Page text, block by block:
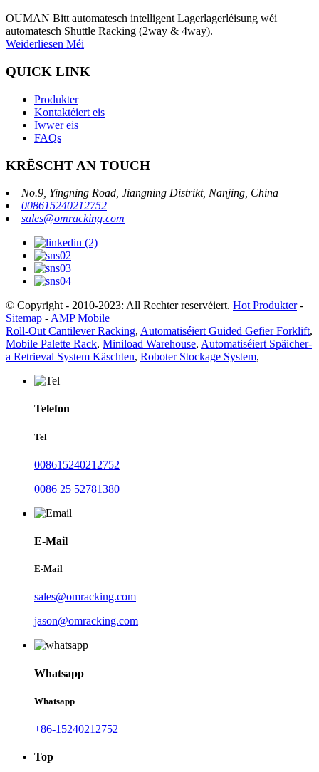
OUMAN Bitt automatesch intelligent Lagerlagerléisung wéi
automatesch Shuttle Racking (2way & 4way).
Weiderliesen Méi
QUICK LINK
Produkter
Kontaktéiert eis
Iwwer eis
FAQs
KRËSCHT AN TOUCH
No.9, Yingning Road, Jiangning Distrikt, Nanjing, China
008615240212752
sales@omracking.com
© Copyright - 2010-2023: All Rechter reservéiert. Hot Produkter-
Sitemap - AMP Mobile
Roll-Out Cantilever Racking, Automatiséiert Guided Gefier Forklift,
Mobile Palette Rack, Miniload Warehouse, Automatiséiert Späicher-
a Retrieval System Käschten, Roboter Stockage System,
Telefon
Tel
008615240212752
0086 25 52781380
E-Mail
E-Mail
sales@omracking.com
jason@omracking.com
Whatsapp
Whatsapp
+86-15240212752
Top